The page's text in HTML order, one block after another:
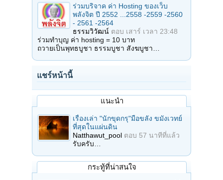
ร่วมบริจาค ค่า Hosting ของเว็บ
พลังจิต ปี 2552 ...2558 -2559 -2560
- 2561 -2564
ธรรมวิวัฒน์ ตอบ เสาร์ เวลา 23:48
ร่วมทำบุญ ค่า hosting = 10 บาท
ถวายเป็นพุทธบูชา ธรรมบูชา สังฆบูชา…
แชร์หน้านี้
แนะนำ
เรื่องเล่า "นักขุดกรุ"มือขลัง ขมังเวทย์
ที่สุดในแผ่นดิน
Natthawut_pool ตอบ 57 นาทีที่แล้ว
รับครับ…
กระทู้ที่น่าสนใจ